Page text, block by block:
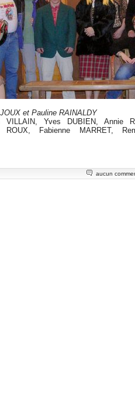
et Pauline RAINALDY
VILLAIN, Yves DUBIEN, Annie
ROUX, Fabienne MARRET,
aucun